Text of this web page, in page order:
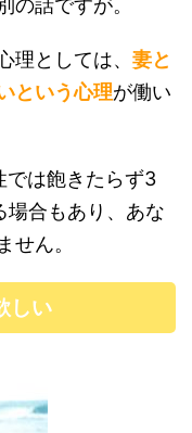
の話ですが。
理としては、 妻と
という心理が働い
では飽きたらず3
場合もあり、あな
せん。
しい